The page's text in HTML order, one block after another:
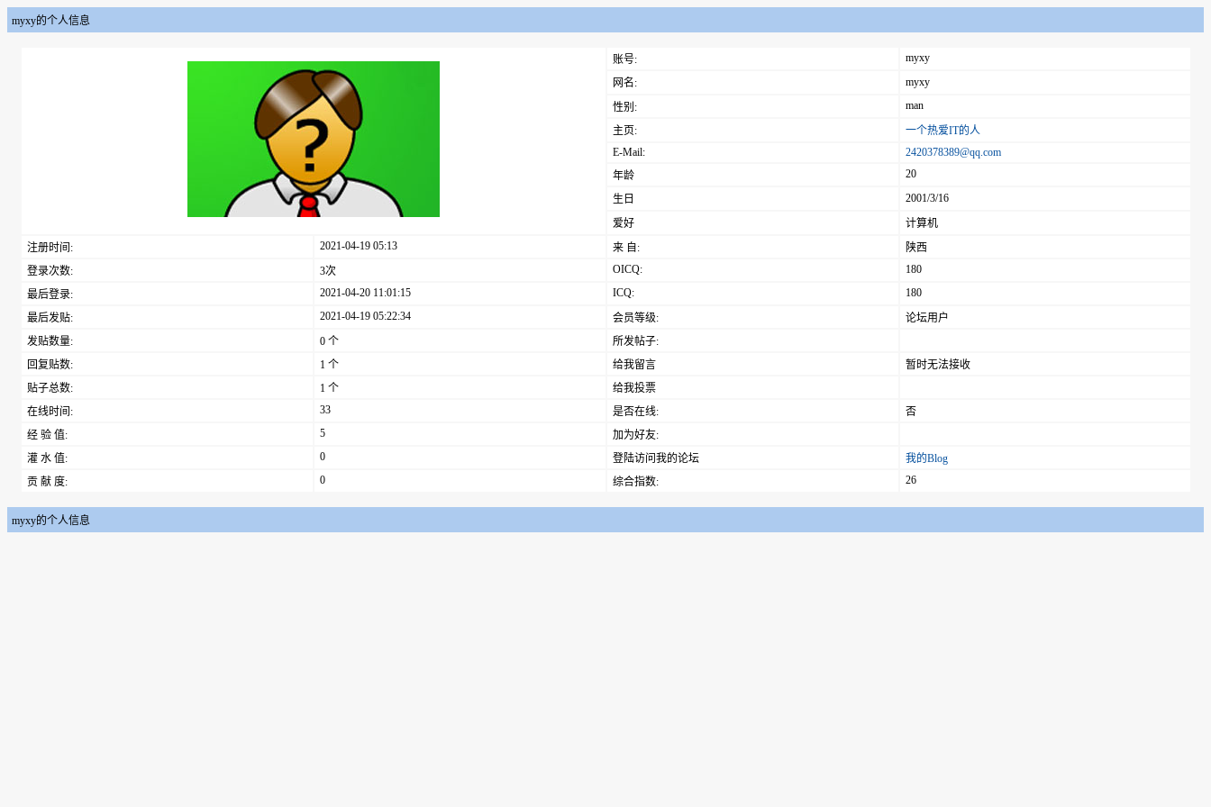
myxy的个人信息
账号:
myxy
网名:
myxy
性别:
man
主页:
一个热爱IT的人
E-Mail:
2420378389@qq.com
年龄
20
生日
2001/3/16
爱好
计算机
注册时间:
2021-04-19 05:13 来 自:
陕西
登录次数:
3次 OICQ:
180
最后登录:
2021-04-20 11:01:15 ICQ:
180
最后发贴:
2021-04-19 05:22:34 会员等级:
论坛用户
发贴数量:
0 个
所发帖子:
回复贴数:
1 个 给我留言
暂时无法接收
贴子总数:
1 个
给我投票
在线时间:
33 是否在线:
否
经 验 值:
5
加为好友:
灌 水 值:
0 登陆访问我的论坛
我的Blog
贡 献 度:
0 综合指数: 26
myxy的个人信息